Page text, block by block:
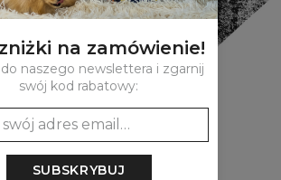
zniżki na zamówienie!
do naszego newslettera i zgarnij
swój kod rabatowy:
SUBSKRYBUJ